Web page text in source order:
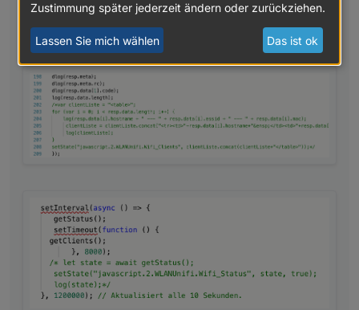
liv-in-sky
warum ist ist bei Dir so einiges auskommentiert ?
Zustimmung später jederzeit ändern oder zurückziehen.
Lassen Sie mich wählen Das ist ok